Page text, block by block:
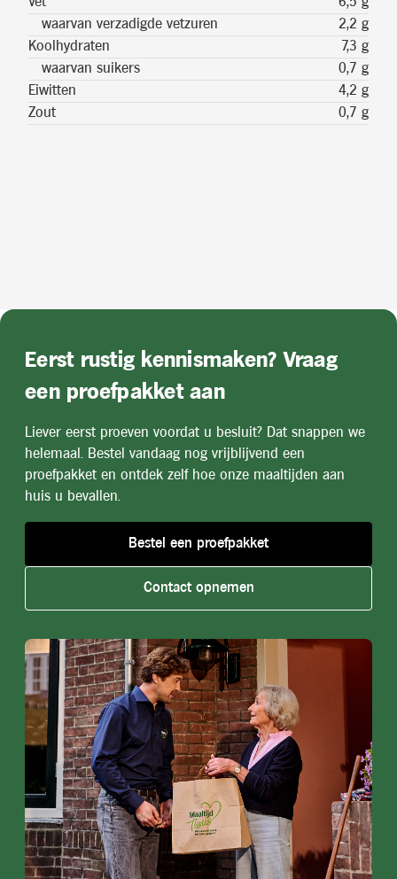
waarvan verzadigde vetzuren
2,2 g
Koolhydraten
7,3 g
waarvan suikers
0,7 g
Eiwitten
4,2 g
Zout
0,7 g
Eerst rustig kennismaken? Vraag
een proefpakket aan
Liever eerst proeven voordat u besluit? Dat snappen we
helemaal. Bestel vandaag nog vrijblijvend een
proefpakket en ontdek zelf hoe onze maaltijden aan
huis u bevallen.
Bestel een proefpakket
Contact opnemen